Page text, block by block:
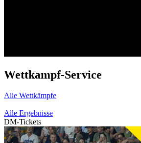
Wettkampf-Service
Alle Wettkämpfe
Alle Ergebnisse
DM-Tickets